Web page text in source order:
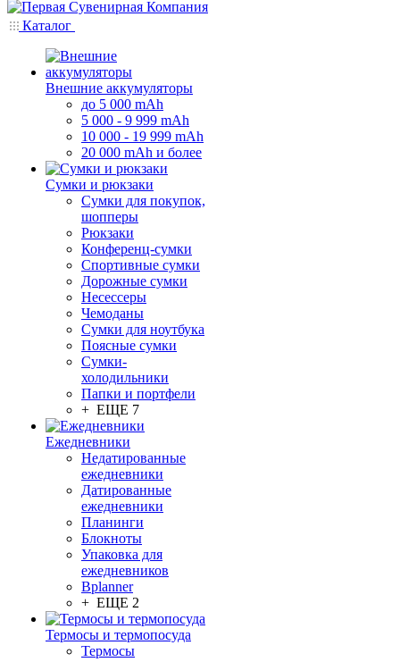
Каталог
Внешние аккумуляторы
до 5 000 mAh
5 000 - 9 999 mAh
10 000 - 19 999 mAh
20 000 mAh и более
Сумки и рюкзаки
Сумки для покупок,
шопперы
Рюкзаки
Конференц-сумки
Спортивные сумки
Дорожные сумки
Несессеры
Чемоданы
Сумки для ноутбука
Поясные сумки
Сумки-
холодильники
Папки и портфели
+ ЕЩЕ 7
Ежедневники
Недатированные
ежедневники
Датированные
ежедневники
Планинги
Блокноты
Упаковка для
ежедневников
Bplanner
+ ЕЩЕ 2
Термосы и термопосуда
Термосы